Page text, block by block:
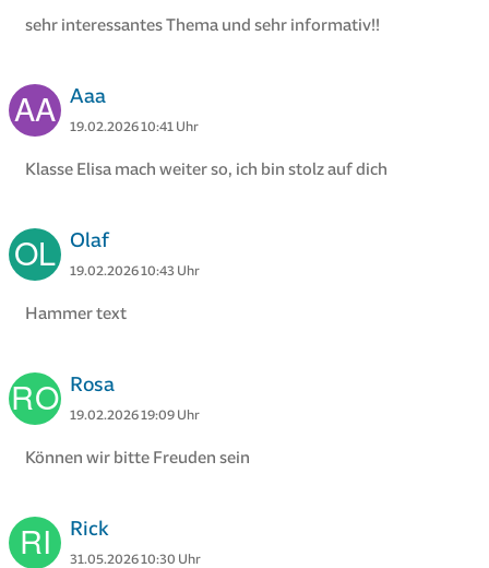
sehr interessantes Thema und sehr informativ!!
Aaa
19.02.2026 10:41 Uhr
Klasse Elisa mach weiter so, ich bin stolz auf dich
Olaf
19.02.2026 10:43 Uhr
Hammer text
Rosa
19.02.2026 19:09 Uhr
Können wir bitte Freuden sein
Rick
31.05.2026 10:30 Uhr